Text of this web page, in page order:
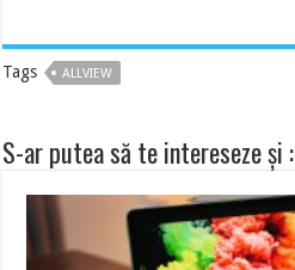
Tags ALLVIEW
S-ar putea să te intereseze și :